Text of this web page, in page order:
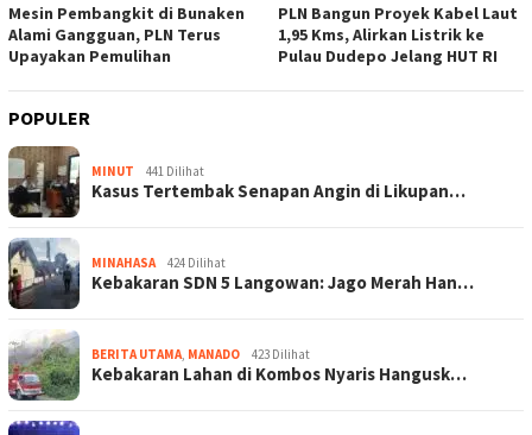
Mesin Pembangkit di Bunaken
Alami Gangguan, PLN Terus
Upayakan Pemulihan
PLN Bangun Proyek Kabel Laut
1,95 Kms, Alirkan Listrik ke
Pulau Dudepo Jelang HUT RI
POPULER
MINUT 441 Dilihat
Kasus Tertembak Senapan Angin di Likupan…
MINAHASA 424 Dilihat
Kebakaran SDN 5 Langowan: Jago Merah Han…
BERITA UTAMA MANADO 423 Dilihat
Kebakaran Lahan di Kombos Nyaris Hangusk…